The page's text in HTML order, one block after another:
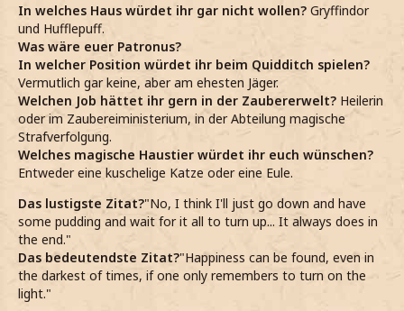
In welches Haus würdet ihr gar nicht wollen? Gryffindor
und Hufflepuff.
Was wäre euer Patronus?
In welcher Position würdet ihr beim Quidditch spielen?
Vermutlich gar keine, aber am ehesten Jäger.
Welchen Job hättet ihr gern in der Zaubererwelt? Heilerin
oder im Zaubereiministerium, in der Abteilung magische
Strafverfolgung.
Welches magische Haustier würdet ihr euch wünschen?
Entweder eine kuschelige Katze oder eine Eule.
Das lustigste Zitat?"No, I think I'll just go down and have
some pudding and wait for it all to turn up... It always does in
the end."
Das bedeutendste Zitat?"Happiness can be found, even in
the darkest of times, if one only remembers to turn on the
light."